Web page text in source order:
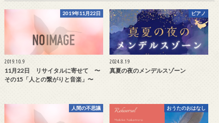
2019年11月22日
2019.10.9
11月22日 リサイタルに寄せて 〜
その15「人との繋がりと音楽」〜
ピアノ
2024.8.19
真夏の夜のメンデルスゾーン
人間の不思議 おうたのおはなし